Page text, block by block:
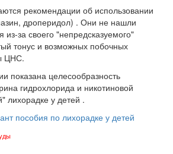
рекомендации об использовании
дроперидол) . Они не нашли
за своего "непредсказуемого"
тонус и возможных побочных
ЦНС.
показана целесообразность
гидрохлорида и никотиновой
лихорадке у детей .
пособия по лихорадке у детей